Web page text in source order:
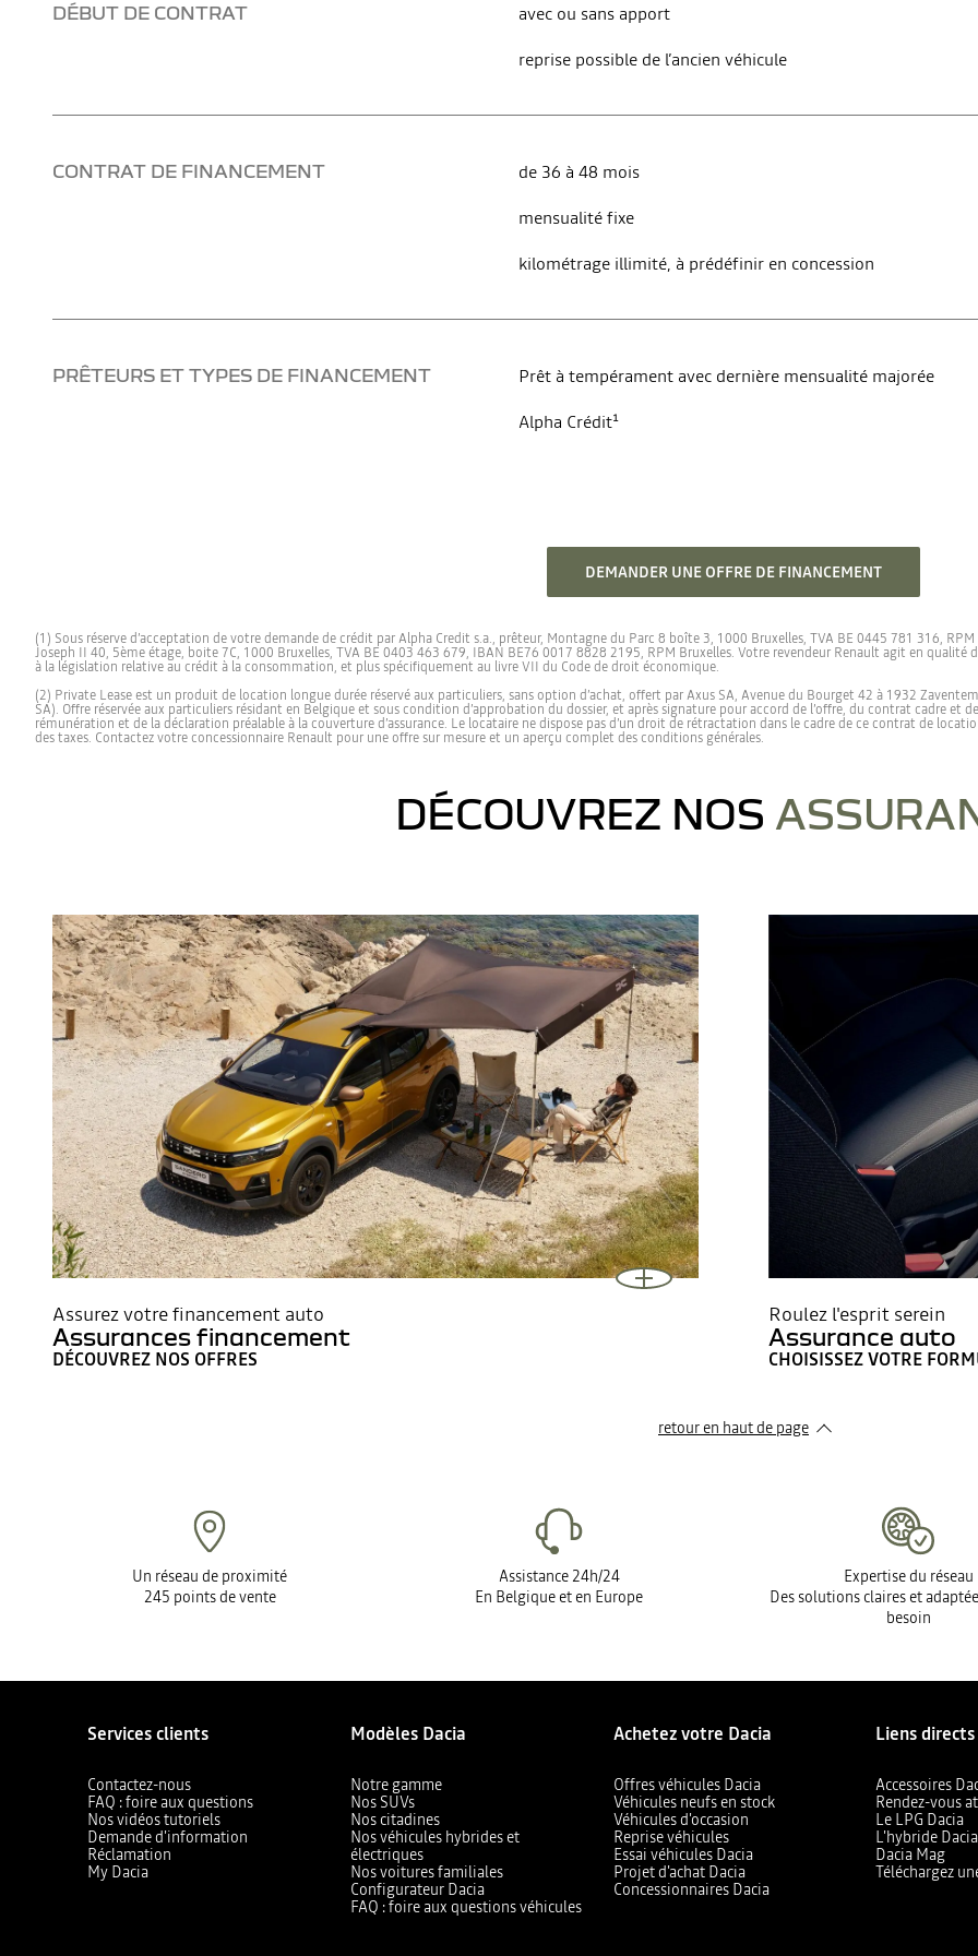
DÉBUT DE CONTRAT
avec ou sans apport
reprise possible de l’ancien véhicule
CONTRAT DE FINANCEMENT
de 36 à 48 mois
mensualité fixe
kilométrage illimité, à prédéfinir en concession
PRÊTEURS ET TYPES DE FINANCEMENT
Prêt à tempérament avec dernière mensualité majorée
Alpha Crédit¹
DEMANDER UNE OFFRE DE FINANCEMENT
(1) Sous réserve d’acceptation de votre demande de crédit par Alpha Credit s.a., prêteur, Montagne du Parc 8 boîte 3, 1000 Bruxelles, TVA BE 0445 781 316,
Joseph II 40, 5ème étage, boite 7C, 1000 Bruxelles, TVA BE 0403 463 679, IBAN BE76 0017 8828 2195, RPM Bruxelles. Votre revendeur Renault agit en
à la législation relative au crédit à la consommation, et plus spécifiquement au livre VII du Code de droit économique.
(2) Private Lease est un produit de location longue durée réservé aux particuliers, sans option d’achat, offert par Axus SA, Avenue du Bourget 42 à 1932
SA). Offre réservée aux particuliers résidant en Belgique et sous condition d’approbation du dossier, et après signature pour accord de l’offre, du contrat cadre et
rémunération et de la déclaration préalable à la couverture d’assurance. Le locataire ne dispose pas d’un droit de rétractation dans le cadre de ce contrat de
des taxes. Contactez votre concessionnaire Renault pour une offre sur mesure et un aperçu complet des conditions générales.
DÉCOUVREZ NOS
Assurez votre financement auto
Assurances financement
DÉCOUVREZ NOS OFFRES
Roulez l'esprit serein
Assurance auto
CHOISISSEZ VOTRE
retour en haut de page​
Un réseau de proximité
245 points de vente
Assistance 24h/24
En Belgique et en Europe
Expertise du réseau
Des solutions claires et
besoin
Services clients
Contactez-nous
FAQ : foire aux questions
Nos vidéos tutoriels
Demande d'information
Réclamation
My Dacia
Modèles Dacia
Notre gamme
Nos SUVs
Nos citadines
Nos véhicules hybrides et
électriques
Nos voitures familiales
Configurateur Dacia
FAQ : foire aux questions véhicules
Achetez votre Dacia
Offres véhicules Dacia
Véhicules neufs en stock
Véhicules d'occasion
Reprise véhicules
Essai véhicules Dacia
Projet d'achat Dacia
Concessionnaires Dacia
Liens directs
Accessoires
Rendez-vous
Le LPG Dacia
L'hybride Dacia
Dacia Mag
Téléchargez